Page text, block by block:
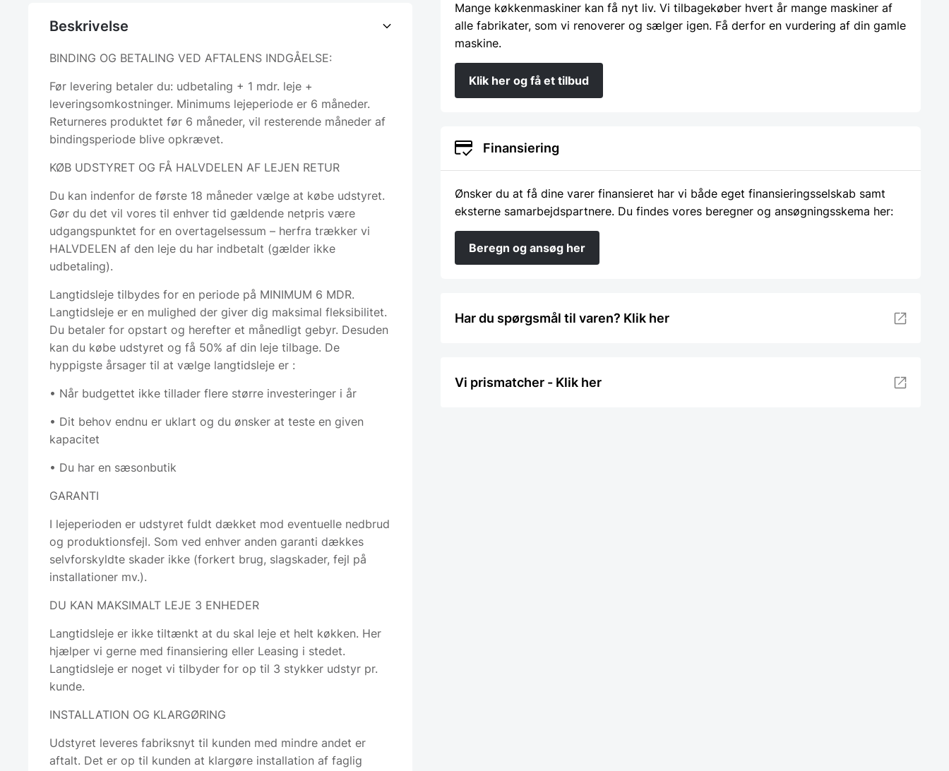
Beskrivelse
BINDING OG BETALING VED AFTALENS INDGÅELSE:
Før levering betaler du: udbetaling + 1 mdr. leje +
leveringsomkostninger. Minimums lejeperiode er 6 måneder.
Returneres produktet før 6 måneder, vil resterende måneder af
bindingsperiode blive opkrævet.
KØB UDSTYRET OG FÅ HALVDELEN AF LEJEN RETUR
Du kan indenfor de første 18 måneder vælge at købe udstyret.
Gør du det vil vores til enhver tid gældende netpris være
udgangspunktet for en overtagelsessum – herfra trækker vi
HALVDELEN af den leje du har indbetalt (gælder ikke
udbetaling).
Langtidsleje tilbydes for en periode på MINIMUM 6 MDR.
Langtidsleje er en mulighed der giver dig maksimal fleksibilitet.
Du betaler for opstart og herefter et månedligt gebyr. Desuden
kan du købe udstyret og få 50% af din leje tilbage. De
hyppigste årsager til at vælge langtidsleje er :
• Når budgettet ikke tillader flere større investeringer i år
• Dit behov endnu er uklart og du ønsker at teste en given
kapacitet
• Du har en sæsonbutik
GARANTI
I lejeperioden er udstyret fuldt dækket mod eventuelle nedbrud
og produktionsfejl. Som ved enhver anden garanti dækkes
selvforskyldte skader ikke (forkert brug, slagskader, fejl på
installationer mv.).
DU KAN MAKSIMALT LEJE 3 ENHEDER
Langtidsleje er ikke tiltænkt at du skal leje et helt køkken. Her
hjælper vi gerne med finansiering eller Leasing i stedet.
Langtidsleje er noget vi tilbyder for op til 3 stykker udstyr pr.
kunde.
INSTALLATION OG KLARGØRING
Udstyret leveres fabriksnyt til kunden med mindre andet er
aftalt. Det er op til kunden at klargøre installation af faglig
Mange køkkenmaskiner kan få nyt liv. Vi tilbagekøber hvert år mange maskiner af
alle fabrikater, som vi renoverer og sælger igen. Få derfor en vurdering af din gamle
maskine.
Klik her og få et tilbud
Finansiering
Ønsker du at få dine varer finansieret har vi både eget finansieringsselskab samt
eksterne samarbejdspartnere. Du findes vores beregner og ansøgningsskema her:
Beregn og ansøg her
Har du spørgsmål til varen? Klik her
Vi prismatcher - Klik her